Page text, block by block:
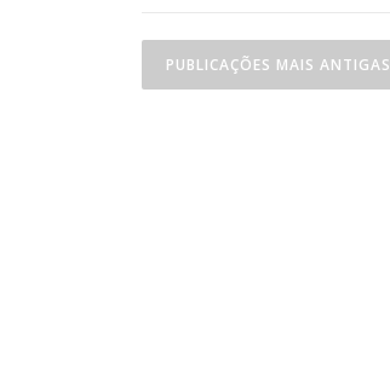
PUBLICAÇÕES MAIS ANTIGAS